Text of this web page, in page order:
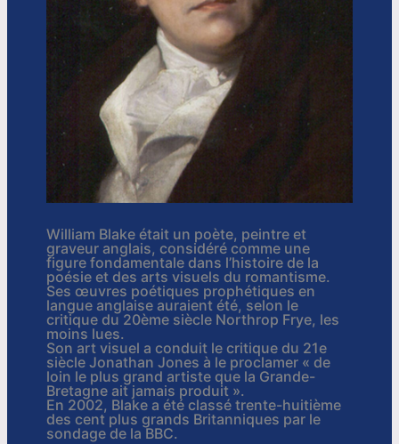
William Blake était un poète, peintre et
graveur anglais, considéré comme une
figure fondamentale dans l’histoire de la
poésie et des arts visuels du romantisme.
Ses œuvres poétiques prophétiques en
langue anglaise auraient été, selon le
critique du 20ème siècle Northrop Frye, les
moins lues.
Son art visuel a conduit le critique du 21e
siècle Jonathan Jones à le proclamer « de
loin le plus grand artiste que la Grande-
Bretagne ait jamais produit ».
En 2002, Blake a été classé trente-huitième
des cent plus grands Britanniques par le
sondage de la BBC.